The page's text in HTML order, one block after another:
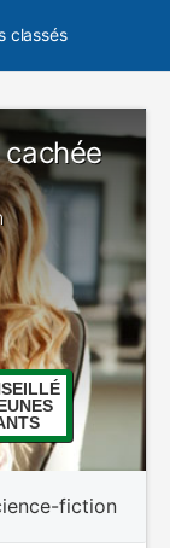
classés
fiction